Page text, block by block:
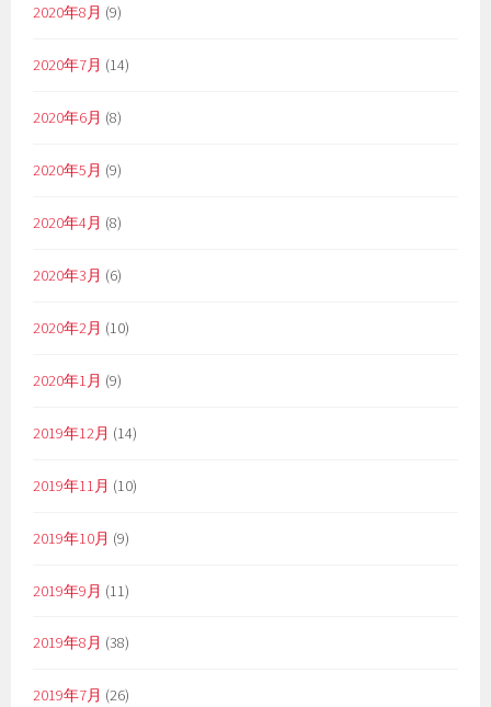
2020年8月 (9)
2020年7月 (14)
2020年6月 (8)
2020年5月 (9)
2020年4月 (8)
2020年3月 (6)
2020年2月 (10)
2020年1月 (9)
2019年12月 (14)
2019年11月 (10)
2019年10月 (9)
2019年9月 (11)
2019年8月 (38)
2019年7月 (26)